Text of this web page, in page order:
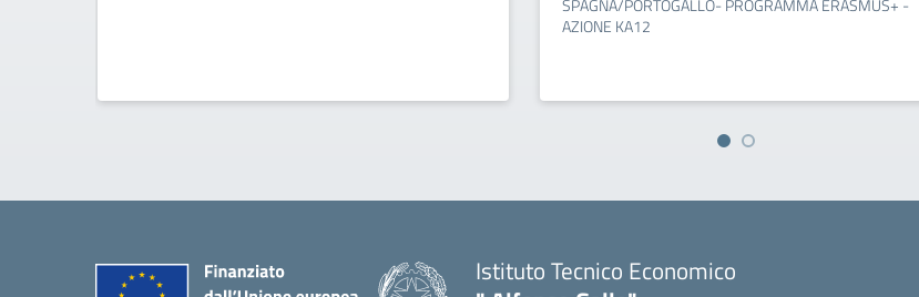
SPAGNA/PORTOGALLO- PROGRAMMA ERASMUS+ -
AZIONE KA12
Istituto Tecnico Economico